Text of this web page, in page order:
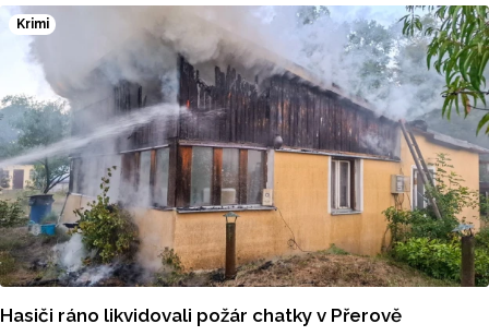
Krimi
Hasiči ráno likvidovali požár chatky v Přerově